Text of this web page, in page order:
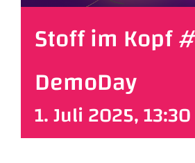
Makerspace
Stoff im Kopf
DemoDay
1. Juli 2025, 13:30